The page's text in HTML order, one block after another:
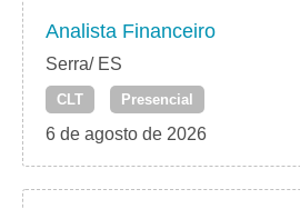
Analista Financeiro
Serra/ ES
CLT Presencial
6 de agosto de 2026